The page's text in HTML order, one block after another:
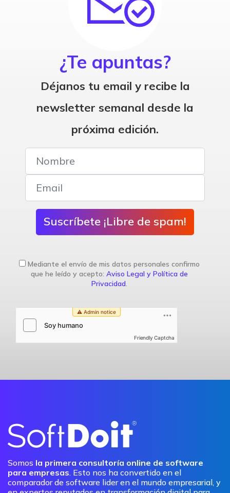
¿Te apuntas?
Déjanos tu email y recibe la
newsletter semanal desde la
próxima edición.
Suscríbete ¡Libre de spam!
Mediante el envío de mis datos personales confirmo
que he leído y acepto: Aviso Legal y Política de
Privacidad.
Friendly Captcha
Somos la primera consultoría online de software
para empresas. Esto nos ha convertido en el
comparador de software lider en el mundo empresarial, y